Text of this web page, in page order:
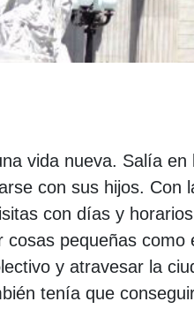
vida nueva. Salía
con sus hijos. Con
con días y
pequeñas
y atravesar la
tenía que